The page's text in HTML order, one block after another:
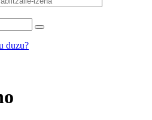
duzu?